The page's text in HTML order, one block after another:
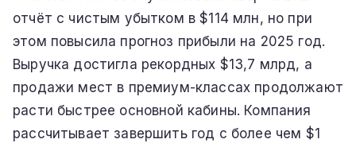
отчёт с чистым убытком в $114 млн, но при
этом повысила прогноз прибыли на 2025 год.
Выручка достигла рекордных $13,7 млрд, а
продажи мест в премиум-классах продолжают
расти быстрее основной кабины. Компания
рассчитывает завершить год с более чем $1